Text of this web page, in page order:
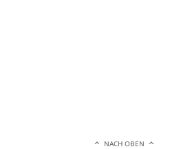
NACH OBEN